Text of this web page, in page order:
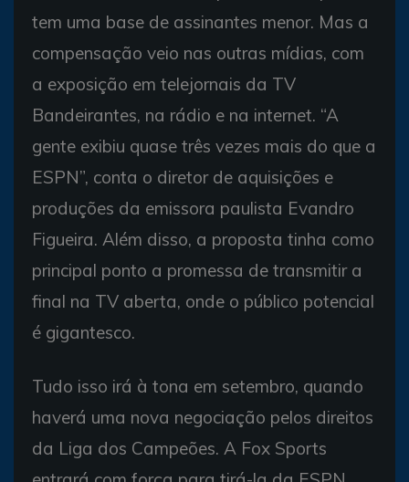
tem uma base de assinantes menor. Mas a
compensação veio nas outras mídias, com
a exposição em telejornais da TV
Bandeirantes, na rádio e na internet. “A
gente exibiu quase três vezes mais do que a
ESPN”, conta o diretor de aquisições e
produções da emissora paulista Evandro
Figueira. Além disso, a proposta tinha como
principal ponto a promessa de transmitir a
final na TV aberta, onde o público potencial
é gigantesco.
Tudo isso irá à tona em setembro, quando
haverá uma nova negociação pelos direitos
da Liga dos Campeões. A Fox Sports